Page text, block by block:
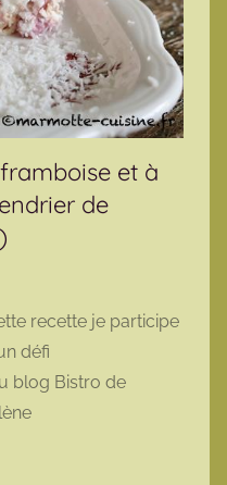
et à
de
recette je participe
défi
blog Bistro de